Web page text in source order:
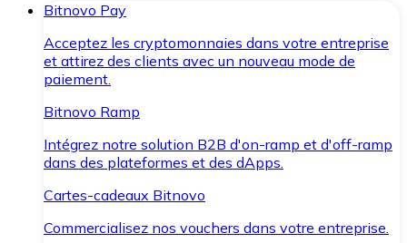
Bitnovo Pay
Acceptez les cryptomonnaies dans votre entreprise
et attirez des clients avec un nouveau mode de
paiement.
Bitnovo Ramp
Intégrez notre solution B2B d'on-ramp et d'off-ramp
dans des plateformes et des dApps.
Cartes-cadeaux Bitnovo
Commercialisez nos vouchers dans votre entreprise.